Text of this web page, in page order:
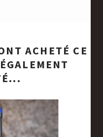
ACHETÉ CE